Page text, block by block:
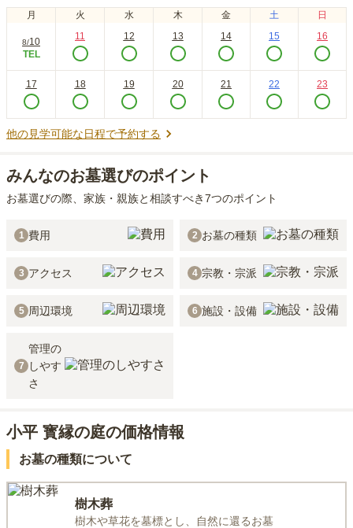
月 火 水 木 金 土 日
8/10
TEL
11 12 13 14 15 16
17 18 19 20 21 22 23
他の見学可能な日程で予約する
みんなのお墓選びのポイント
お墓選びの際、家族・親族と相談すべき7つのポイント
1 費用 2 お墓の種類
3 アクセス 4 宗教・宗派
5 周辺環境 6 施設・設備
7
管理の
しやす
さ
小平 寳縁の庭の価格情報
お墓の種類について
樹木葬
樹木や草花を墓標とし、自然に還るお墓